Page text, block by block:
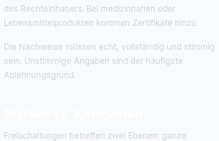
des Rechteinhabers. Bei medizinnahen oder
Lebensmittelprodukten kommen Zertifikate hinzu.
Die Nachweise müssen echt, vollständig und stimmig
sein. Unstimmige Angaben sind der häufigste
Ablehnungsgrund.
Freischaltungen betreffen zwei Ebenen: ganze